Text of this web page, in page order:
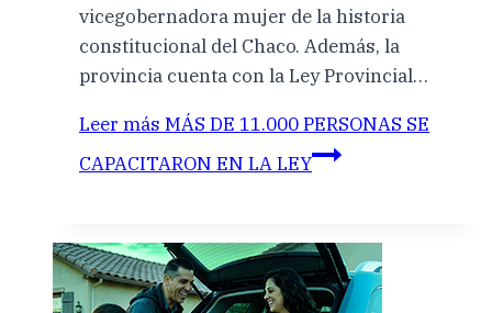
vicegobernadora mujer de la historia
constitucional del Chaco. Además, la
provincia cuenta con la Ley Provincial…
Leer más MÁS DE 11.000 PERSONAS SE
CAPACITARON EN LA LEY